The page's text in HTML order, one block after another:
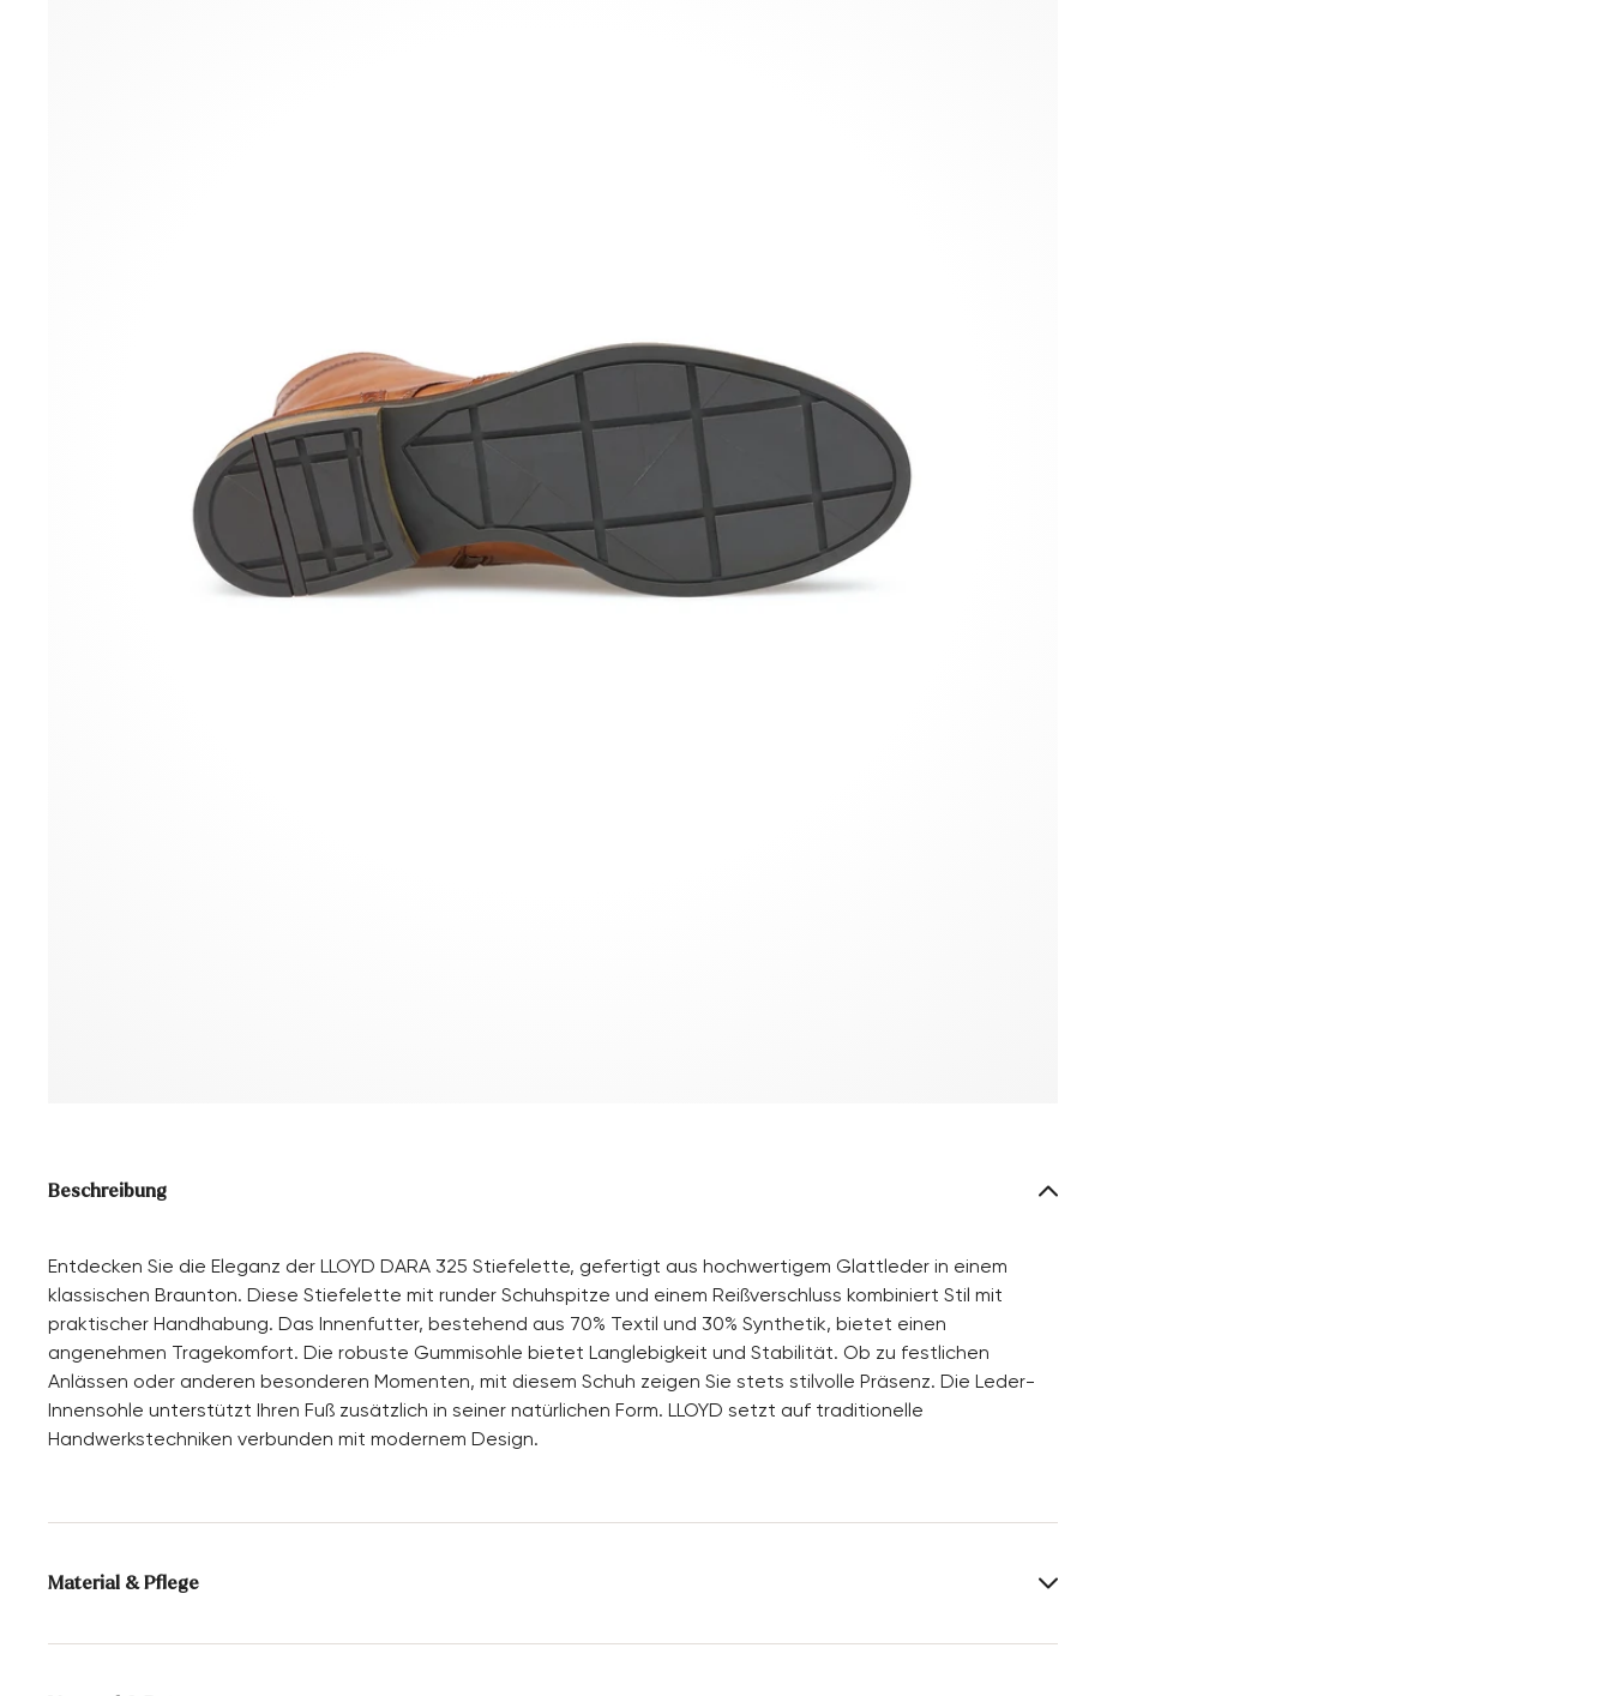
Beschreibung
Entdecken Sie die Eleganz der LLOYD DARA 325 Stiefelette, gefertigt aus hochwertigem Glattleder in einem
klassischen Braunton. Diese Stiefelette mit runder Schuhspitze und einem Reißverschluss kombiniert Stil mit
praktischer Handhabung. Das Innenfutter, bestehend aus 70% Textil und 30% Synthetik, bietet einen
angenehmen Tragekomfort. Die robuste Gummisohle bietet Langlebigkeit und Stabilität. Ob zu festlichen
Anlässen oder anderen besonderen Momenten, mit diesem Schuh zeigen Sie stets stilvolle Präsenz. Die Leder-
Innensohle unterstützt Ihren Fuß zusätzlich in seiner natürlichen Form. LLOYD setzt auf traditionelle
Handwerkstechniken verbunden mit modernem Design.
Material & Pflege
Produktionsgrößengang: UK-Größen Obermaterial:
Glattleder